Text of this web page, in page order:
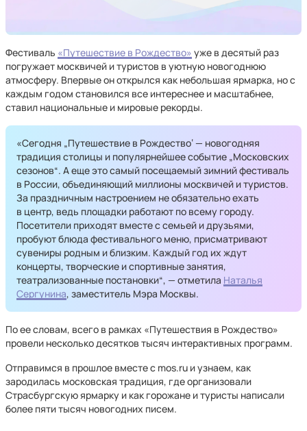
Фестиваль «Путешествие в Рождество» уже в десятый раз
погружает москвичей и туристов в уютную новогоднюю
атмосферу. Впервые он открылся как небольшая ярмарка, но с
каждым годом становился все интереснее и масштабнее,
ставил национальные и мировые рекорды.
«Сегодня „Путешествие в Рождество‘ — новогодняя
традиция столицы и популярнейшее событие „Московских
сезонов“. А еще это самый посещаемый зимний фестиваль
в России, объединяющий миллионы москвичей и туристов.
За праздничным настроением не обязательно ехать
в центр, ведь площадки работают по всему городу.
Посетители приходят вместе с семьей и друзьями,
пробуют блюда фестивального меню, присматривают
сувениры родным и близким. Каждый год их ждут
концерты, творческие и спортивные занятия,
театрализованные постановки“, — отметила Наталья
Сергунина, заместитель Мэра Москвы.
По ее словам, всего в рамках «Путешествия в Рождество»
провели несколько десятков тысяч интерактивных программ.
Отправимся в прошлое вместе с mos.ru и узнаем, как
зародилась московская традиция, где организовали
Страсбургскую ярмарку и как горожане и туристы написали
более пяти тысяч новогодних писем.